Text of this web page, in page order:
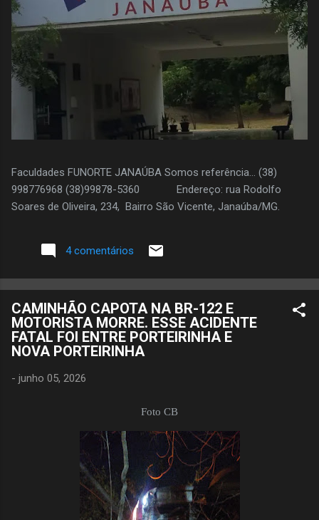
Faculdades FUNORTE JANAÚBA Somos referência... (38)
998776968 (38)99878-5360 Endereço: rua Rodolfo
Soares de Oliveira, 234, Bairro São Vicente, Janaúba/MG.
4 comentários
CAMINHÃO CAPOTA NA BR-122 E
MOTORISTA MORRE. ESSE ACIDENTE
FATAL FOI ENTRE PORTEIRINHA E
NOVA PORTEIRINHA
- junho 05, 2026
Foto CB